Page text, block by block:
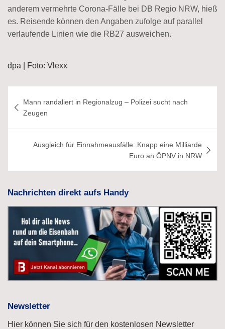
anderem vermehrte Corona-Fälle bei DB Regio NRW, hieß
es. Reisende können den Angaben zufolge auf parallel
verlaufende Linien wie die RB27 ausweichen.
dpa | Foto: Vlexx
Mann randaliert in Regionalzug – Polizei sucht nach
Zeugen
Ausgleich für Einnahmeausfälle: Knapp eine Milliarde
Euro an ÖPNV in NRW
Nachrichten direkt aufs Handy
Newsletter
Hier können Sie sich für den kostenlosen Newsletter